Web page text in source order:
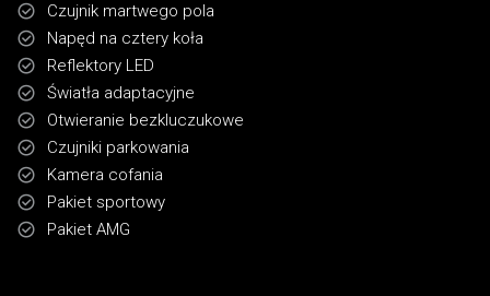
Czujnik martwego pola
Napęd na cztery koła
Reflektory LED
Światła adaptacyjne
Otwieranie bezkluczukowe
Czujniki parkowania
Kamera cofania
Pakiet sportowy
Pakiet AMG